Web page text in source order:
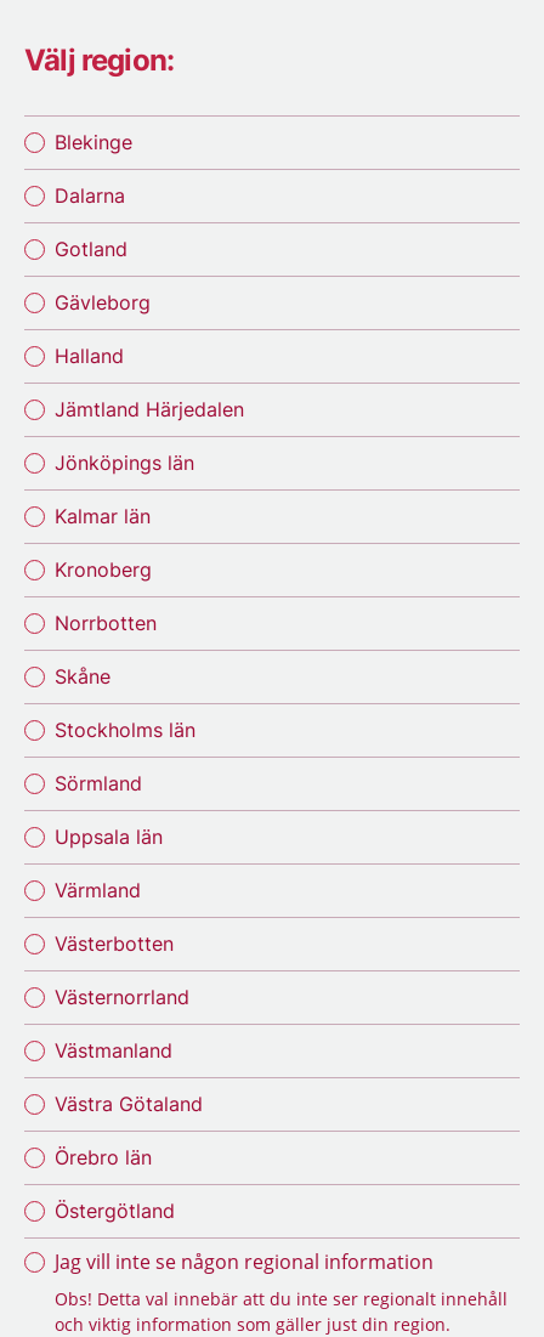
Välj region:
Blekinge
Dalarna
Gotland
Gävleborg
Halland
Jämtland Härjedalen
Jönköpings län
Kalmar län
Kronoberg
Norrbotten
Skåne
Stockholms län
Sörmland
Uppsala län
Värmland
Västerbotten
Västernorrland
Västmanland
Västra Götaland
Örebro län
Östergötland
Jag vill inte se någon regional information
Obs! Detta val innebär att du inte ser regionalt innehåll
och viktig information som gäller just din region.